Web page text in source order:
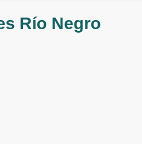
Río Negro